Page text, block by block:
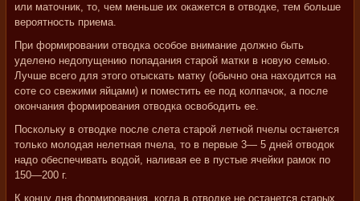
или маточник, то, чем меньше их окажется в отводке, тем больше
вероятность приема.
При формировании отводка особое внимание должно быть
уделено недопущению попадания старой матки в новую семью.
Лучше всего для этого отыскать матку (обычно она находится на
соте со свежими яйцами) и поместить ее под колпачок, а после
окончания формирования отводка освободить ее.
Поскольку в отводке после слета старой летной пчелы останется
только молодая нелетная пчела, то в первые 3— 5 дней отводок
надо обеспечивать водой, наливая ее в пустые ячейки рамок по
150—200 г.
К концу дня формирования, когда в отводке не останется старых